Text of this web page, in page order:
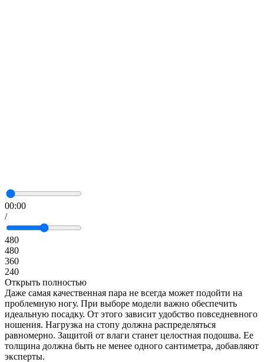
00:00
/
480
480
360
240
Открыть полностью
Даже самая качественная пара не всегда может подойти на
проблемную ногу. При выборе модели важно обеспечить
идеальную посадку. От этого зависит удобство повседневного
ношения. Нагрузка на стопу должна распределяться
равномерно. Защитой от влаги станет целостная подошва. Ее
толщина должна быть не менее одного сантиметра, добавляют
эксперты.